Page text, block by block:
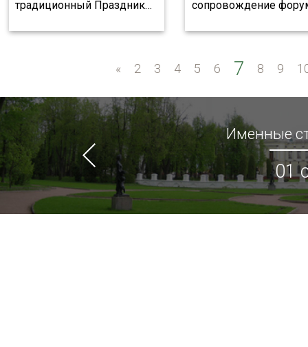
традиционный Праздник…
сопровождение
« 2 3 4 5 6 7 8 9
Именные
01